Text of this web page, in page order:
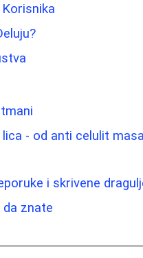
- od anti celulit
i skrivene
znate